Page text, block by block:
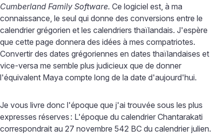
Cumberland Family Software. Ce logiciel est, à ma
connaissance, le seul qui donne des conversions entre le
calendrier grégorien et les calendriers thaïlandais. J'espère
que cette page donnera des idées à mes compatriotes.
Convertir des dates grégoriennes en dates thaïlandaises et
vice-versa me semble plus judicieux que de donner
l'équivalent Maya compte long de la date d'aujourd'hui.
Je vous livre donc l'époque que j'ai trouvée sous les plus
expresses réserves : L'époque du calendrier Chantarakati
correspondrait au 27 novembre 542 BC du calendrier julien.